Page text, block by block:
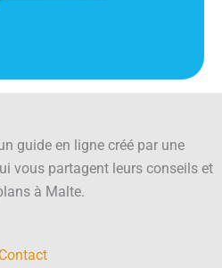
guide en ligne créé par une
vous partagent leurs conseils et
à Malte.
Contact